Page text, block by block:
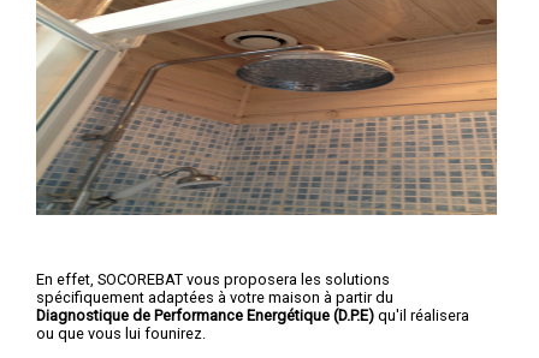
En effet, SOCOREBAT vous proposera les solutions
spécifiquement adaptées à votre maison à partir du
Diagnostique de Performance Energétique (D.P.E) qu'il réalisera
ou que vous lui founirez.